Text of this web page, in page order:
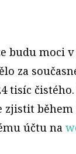
budu moci
za
tisíc
zjistit
účtu na